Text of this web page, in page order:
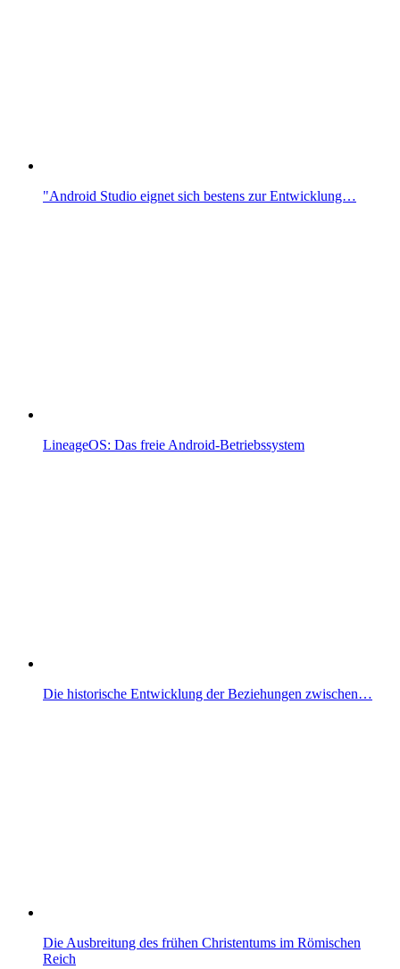
"Android Studio eignet sich bestens zur Entwicklung…
LineageOS: Das freie Android-Betriebssystem
Die historische Entwicklung der Beziehungen zwischen…
Die Ausbreitung des frühen Christentums im Römischen
Reich